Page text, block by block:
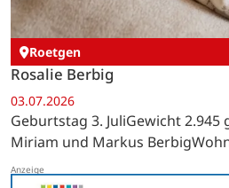
Roetgen
Rosalie Berbig
03.07.2026
Geburtstag 3. JuliGewicht 2.945
Miriam und Markus